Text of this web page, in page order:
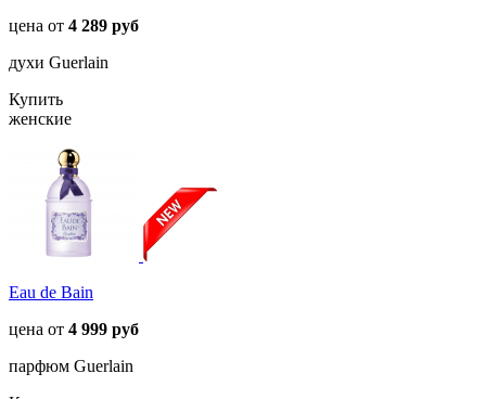
цена от 4 289 руб
духи Guerlain
Купить
женские
Eau de Bain
цена от 4 999 руб
парфюм Guerlain